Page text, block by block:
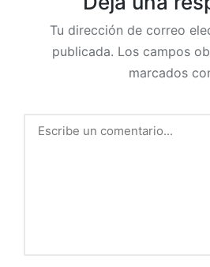
Tu dirección de correo
publicada. Los campos
marcados